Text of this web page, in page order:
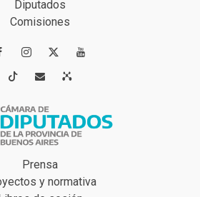
Diputados
Comisiones

 
Prensa
y normativa